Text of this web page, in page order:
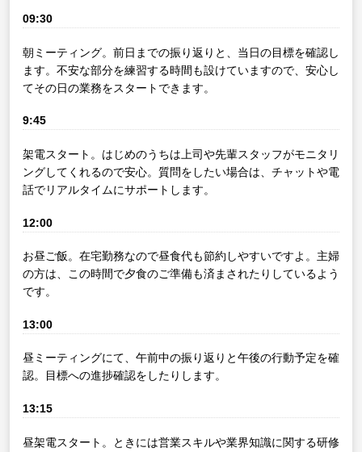
09:30
朝ミーティング。前日までの振り返りと、当日の目標を確認し
ます。不安な部分を練習する時間も設けていますので、安心し
てその日の業務をスタートできます。
9:45
架電スタート。はじめのうちは上司や先輩スタッフがモニタリ
ングしてくれるので安心。質問をしたい場合は、チャットや電
話でリアルタイムにサポートします。
12:00
お昼ご飯。在宅勤務なので昼食代も節約しやすいですよ。主婦
の方は、この時間で夕食のご準備も済まされたりしているよう
です。
13:00
昼ミーティングにて、午前中の振り返りと午後の行動予定を確
認。目標への進捗確認をしたりします。
13:15
昼架電スタート。ときには営業スキルや業界知識に関する研修